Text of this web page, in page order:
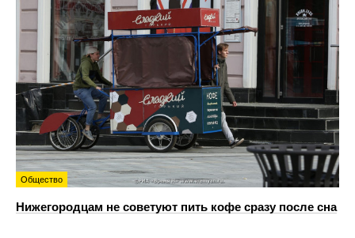
Общество
Нижегородцам не советуют пить кофе сразу после сна